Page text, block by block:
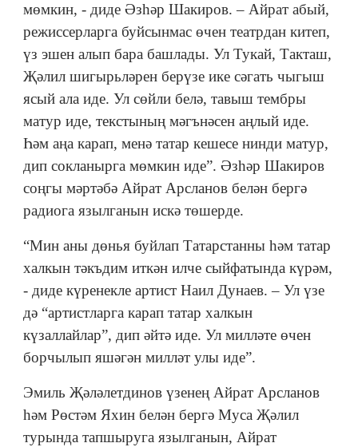
мөмкин, - диде Әзһәр Шакиров. – Айрат абый,
режиссерларга буйсынмас өчен театрдан китеп,
үз эшен алып бара башлады. Ул Тукай, Такташ,
Җәлил шигырьләрен берүзе ике сәгать чыгыш
ясый ала иде. Ул сөйли белә, тавыш тембры
матур иде, текстының мәгънәсен аңлый иде.
Һәм аңа карап, менә татар кешесе нинди матур,
дип сокланырга мөмкин иде”. Әзһәр Шакиров
соңгы мәртәбә Айрат Арсланов белән бергә
радиога язылганын искә төшерде.
“Мин аны дөнья буйлап Татарстанны һәм татар
халкын тәкъдим иткән илче сыйфатында күрәм,
- диде күренекле артист Наил Дунаев. – Ул үзе
дә “артистларга карап татар халкын
күзаллайлар”, дип әйтә иде. Ул милләте өчен
борчылып яшәгән милләт улы иде”.
Эмиль Җәләлетдинов үзенең Айрат Арсланов
һәм Рөстәм Яхин белән бергә Муса Җәлил
турында тапшыруга язылганын, Айрат